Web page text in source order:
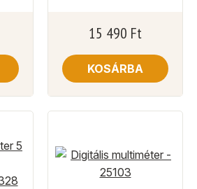
15 490 Ft
KOSÁRBA